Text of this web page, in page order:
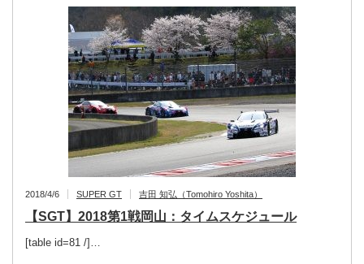
2018/4/6 SUPER GT 吉田 知弘（Tomohiro Yoshita）
【SGT】2018第1戦岡山：タイムスケジュール
[table id=81 /]…